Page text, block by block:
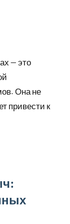
— это
Она не
привести к